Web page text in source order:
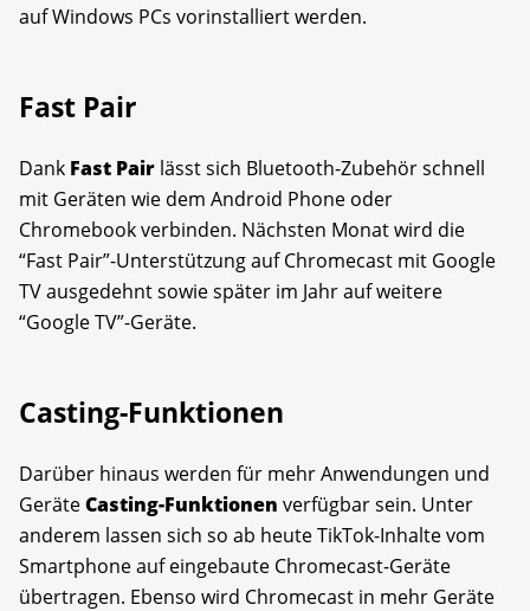
auf Windows PCs vorinstalliert werden.
Fast Pair
Dank Fast Pair lässt sich Bluetooth-Zubehör schnell
mit Geräten wie dem Android Phone oder
Chromebook verbinden. Nächsten Monat wird die
“Fast Pair”-Unterstützung auf Chromecast mit Google
TV ausgedehnt sowie später im Jahr auf weitere
“Google TV”-Geräte.
Casting-Funktionen
Darüber hinaus werden für mehr Anwendungen und
GeräteCasting-Funktionen verfügbar sein. Unter
anderem lassen sich so ab heute TikTok-Inhalte vom
Smartphone auf eingebaute Chromecast-Geräte
übertragen. Ebenso wird Chromecast in mehr Geräte